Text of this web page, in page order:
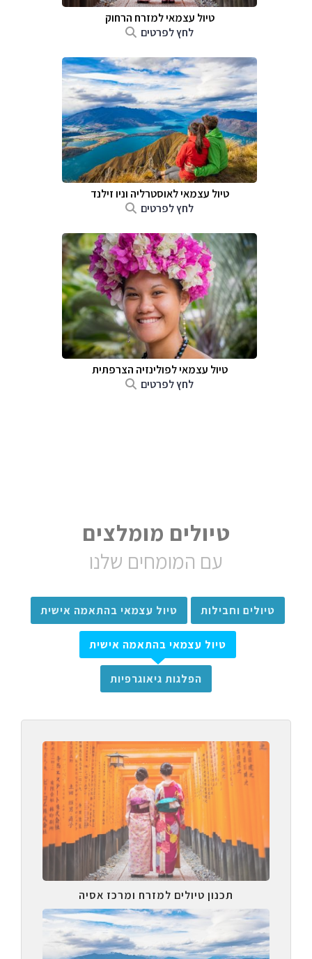
טיול עצמאי למזרח הרחוק
לחץ לפרטים
טיול עצמאי לאוסטרליה וניו זילנד
לחץ לפרטים
טיול עצמאי לפולינזיה הצרפתית
לחץ לפרטים
טיולים מומלצים
עם המומחים שלנו
טיולים וחבילות טיול עצמאי בהתאמה אישית
טיול עצמאי בהתאמה אישית
הפלגות גיאוגרפיות
תכנון טיולים למזרח ומרכז אסיה